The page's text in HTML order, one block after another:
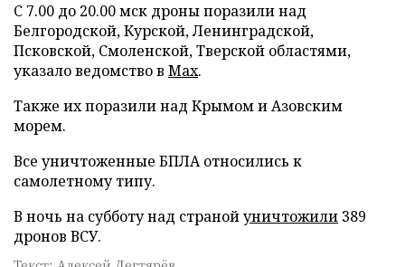
С 7.00 до 20.00 мск дроны поразили над
Белгородской, Курской, Ленинградской,
Псковской, Смоленской, Тверской областями,
указало ведомство в Max.
Также их поразили над Крымом и Азовским
морем.
Все уничтоженные БПЛА относились к
самолетному типу.
В ночь на субботу над странойуничтожили 389
дронов ВСУ.